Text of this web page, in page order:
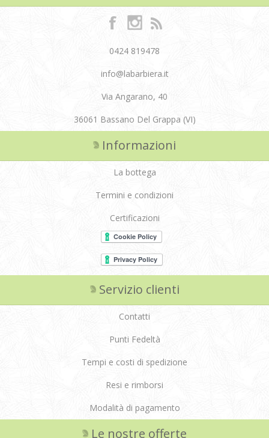
0424 819478
info@labarbiera.it
Via Angarano, 40
36061 Bassano Del Grappa (VI)
Informazioni
La bottega
Termini e condizioni
Certificazioni
Servizio clienti
Contatti
Punti Fedeltà
Tempi e costi di spedizione
Resi e rimborsi
Modalità di pagamento
Le nostre offerte